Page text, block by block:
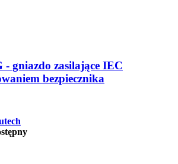
gniazdo zasilające IEC
bezpiecznika